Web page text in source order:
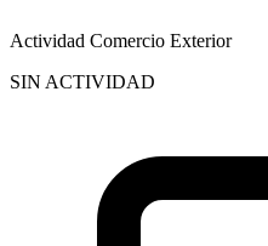
Actividad Comercio Exterior
SIN ACTIVIDAD